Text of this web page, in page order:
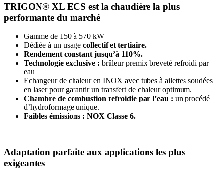
TRIGON® XL ECS est la chaudière la plus
performante du marché
Gamme de 150 à 570 kW
Dédiée à un usage collectif et tertiaire.
Rendement constant jusqu’à 110%.
Technologie exclusive : brûleur premix breveté refroidi par
eau
Echangeur de chaleur en INOX avec tubes à ailettes soudées
en laser pour garantir un transfert de chaleur optimum.
Chambre de combustion refroidie par l’eau : un procédé
d’hydroformage unique.
Faibles émissions : NOX Classe 6.
Adaptation parfaite aux applications les plus
exigeantes